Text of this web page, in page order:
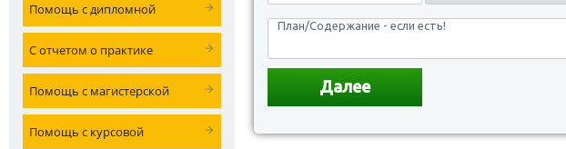
Помощь с дипломной
С отчетом о практике
Помощь с магистерской
Помощь с курсовой